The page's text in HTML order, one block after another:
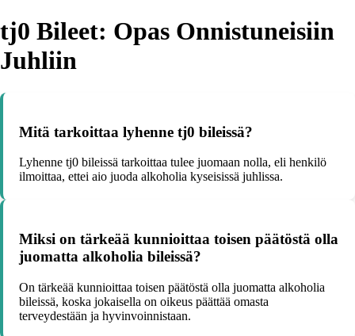
tj0 Bileet: Opas Onnistuneisiin
Juhliin
Mitä tarkoittaa lyhenne tj0 bileissä?
Lyhenne tj0 bileissä tarkoittaa tulee juomaan nolla, eli henkilö
ilmoittaa, ettei aio juoda alkoholia kyseisissä juhlissa.
Miksi on tärkeää kunnioittaa toisen päätöstä olla
juomatta alkoholia bileissä?
On tärkeää kunnioittaa toisen päätöstä olla juomatta alkoholia
bileissä, koska jokaisella on oikeus päättää omasta
terveydestään ja hyvinvoinnistaan.